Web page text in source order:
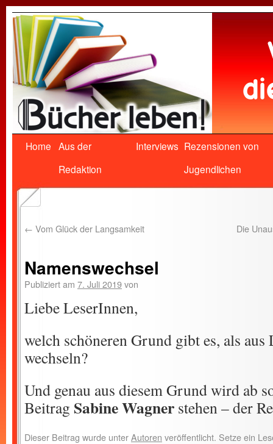
Home Aus der
Redaktion
Interviews Rezensionen von
Jugendlichen
← Vom Glück der Langsamkeit Die
Namenswechsel
Publiziert am 7. Juli 2019von
Liebe LeserInnen,
welch schöneren Grund gibt es, als aus
wechseln?
Und genau aus diesem Grund wird ab
Beitrag Sabine Wagner stehen – der
Dieser Beitrag wurde unterAutoren veröffentlicht. Setze ein